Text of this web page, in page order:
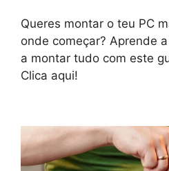
Queres montar o teu PC
onde começar? Aprende
a montar tudo com este
Clica aqui!